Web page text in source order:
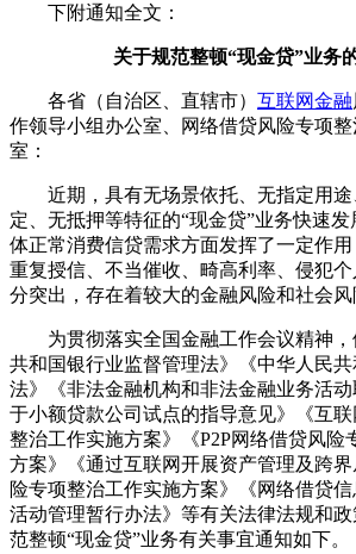
下附通知全文：
关于规范整顿“现金贷”业务
各省（自治区、直辖市） 互联网金融
作领导小组办公室、网络借贷风险专项
室：
近期，具有无场景依托、无指定用途
定、无抵押等特征的“现金贷”业务快速
体正常消费信贷需求方面发挥了一定作用
重复授信、不当催收、畸高利率、侵犯
分突出，存在着较大的金融风险和社会风
为贯彻落实全国金融工作会议精神，
共和国银行业监督管理法》《中华人民
法》《非法金融机构和非法金融业务活
于小额贷款公司试点的指导意见》《互
整治工作实施方案》《P2P网络借贷风险
方案》《通过互联网开展资产管理及跨
险专项整治工作实施方案》《网络借贷
活动管理暂行办法》等有关法律法规和
范整顿“现金贷”业务有关事宜通知如下。